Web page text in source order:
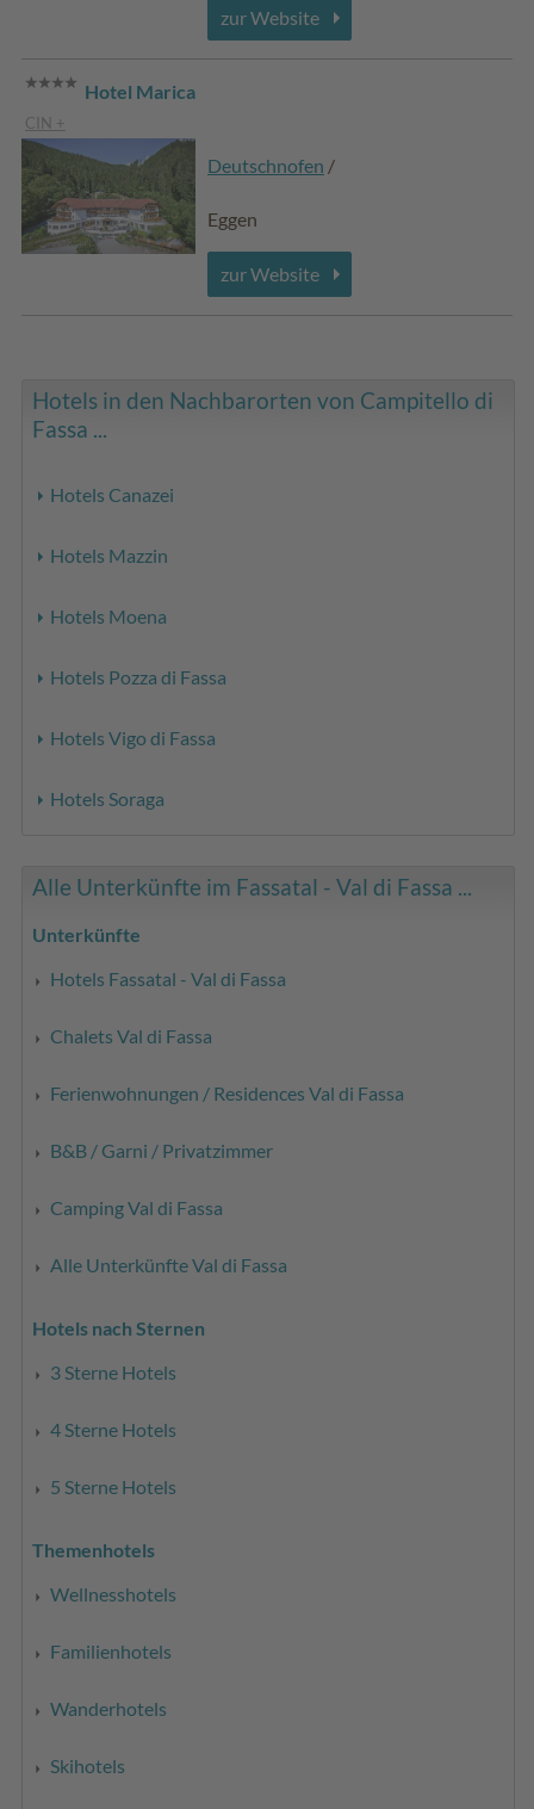
zur Website
Hotel Marica
CIN +
Deutschnofen /
Eggen
zur Website
Hotels in den Nachbarorten von Campitello di
Fassa ...
Hotels Canazei
Hotels Mazzin
Hotels Moena
Hotels Pozza di Fassa
Hotels Vigo di Fassa
Hotels Soraga
Alle Unterkünfte im Fassatal - Val di Fassa ...
Unterkünfte
Hotels Fassatal - Val di Fassa
Chalets Val di Fassa
Ferienwohnungen / Residences Val di Fassa
B&B / Garni / Privatzimmer
Camping Val di Fassa
Alle Unterkünfte Val di Fassa
Hotels nach Sternen
3 Sterne Hotels
4 Sterne Hotels
5 Sterne Hotels
Themenhotels
Wellnesshotels
Familienhotels
Wanderhotels
Skihotels